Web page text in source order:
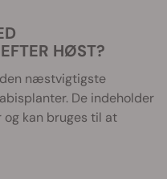
HØST?
næstvigtigste
De indeholder
kan bruges til at